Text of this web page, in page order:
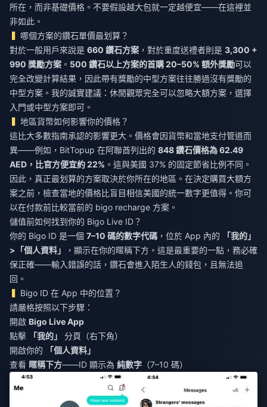
所在，而非基礎價格。不要假設越大包就一定越便宜——在這裡並
非如此。
哪個方案的鑽石單價最划算？
對於一般用戶來說是 660 鑽石方案 ，對於重度送禮者則是 3,300 +
990 獎勵方案 。 500 鑽石以上方案的首購 20–50% 額外獎勵可以
完全改變計算結果，因此帶有獎勵的中型方案往往勝過沒有獎勵的
中型方案。我的誠實建議：休閒觀眾完全可以忽略大額方案，選擇
入門或中型方案即可。
地區貨幣如何影響你的價格？
這比大多數指南承認的影響更大。價格會因貨幣和當地支付管道而
異——例如，BitTopup 在阿聯酋列出的 848 鑽石價格為 62.49
AED，比官方便宜約 22% 。這與美國 37% 的固定節省比例不同。
因此，真正最划算的方案取決於你所在的地區。在決定購買大額方
案之前，檢查當地的價格比盲目相信美國的統一數字更值得。你可
以在付款前比較當前的 bigo recharge 方案。
儲值前如何找到你的 Bigo Live ID？
你的 Bigo ID 是一個 7–10 碼的數字代碼 ，位於 App 內的
「我的」
>「個人資料」
，顯示在你的暱稱下方。這是最重要的一點，務必確
保正確——輸入錯誤的話，鑽石會進入陌生人的錢包，且無法追
回。
Bigo ID 在 App 中的位置？
請嚴格按照以下步驟：
開啟 Bigo Live App
點擊
「我的」
分頁（右下角）
開啟你的
「個人資料」
查看 暱稱下方——ID 顯示為 純數字 （7–10 碼）